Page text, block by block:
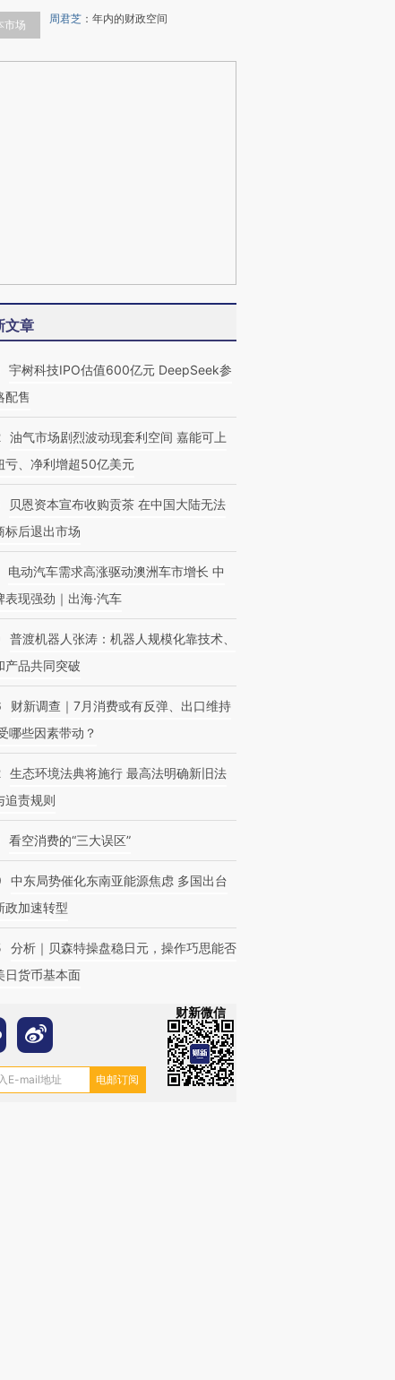
吸金
四届链博
市场 周君芝 ： 年内的财政空间
文章
宇树科技IPO估值600亿元 DeepSeek参
配售
油气市场剧烈波动现套利空间 嘉能可上
亏、净利增超50亿美元
贝恩资本宣布收购贡茶 在中国大陆无法
标后退出市场
电动汽车需求高涨驱动澳洲车市增长 中
表现强劲｜出海·汽车
普渡机器人张涛：机器人规模化靠技术、
产品共同突破
财新调查｜7月消费或有反弹、出口维持
哪些因素带动？
生态环境法典将施行 最高法明确新旧法
追责规则
看空消费的“三大误区”
中东局势催化东南亚能源焦虑 多国出台
政加速转型
分析｜贝森特操盘稳日元，操作巧思能否
日货币基本面
财新微信